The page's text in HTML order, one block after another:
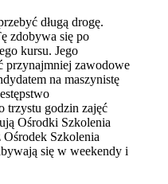
długą drogę.
zdobywa się po
kursu. Jego
przynajmniej zawodowe
na maszynistę
trzystu godzin zajęć
Ośrodki Szkolenia
Szkolenia
się w weekendy i